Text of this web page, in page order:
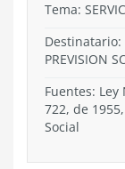
Tema:
Destinatario:
PREVISION
Fuentes: Ley
722, de
Social